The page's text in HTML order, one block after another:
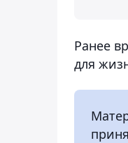
Ранее
для